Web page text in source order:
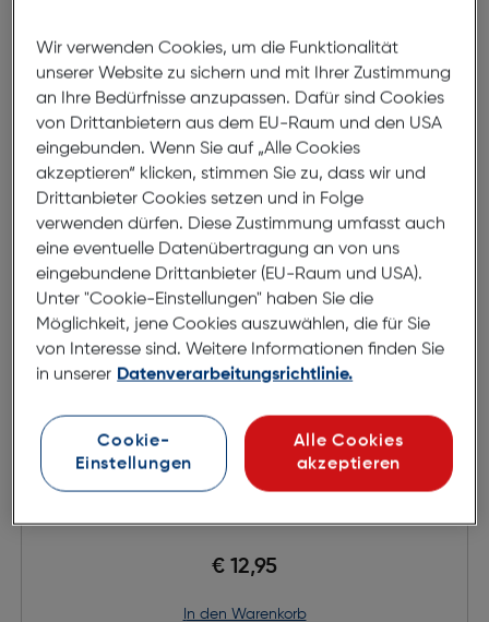
€ 19,95
in den Warenkorb
Fertiglesebrille KLH132-1
€ 12,95
in den Warenkorb
Wir verwenden Cookies, um die Funktionalität
unserer Website zu sichern und mit Ihrer Zustimmung
an Ihre Bedürfnisse anzupassen. Dafür sind Cookies
von Drittanbietern aus dem EU-Raum und den USA
eingebunden. Wenn Sie auf „Alle Cookies
akzeptieren“ klicken, stimmen Sie zu, dass wir und
Drittanbieter Cookies setzen und in Folge
verwenden dürfen. Diese Zustimmung umfasst auch
eine eventuelle Datenübertragung an von uns
eingebundene Drittanbieter (EU-Raum und USA).
Unter "Cookie-Einstellungen" haben Sie die
Möglichkeit, jene Cookies auszuwählen, die für Sie
von Interesse sind. Weitere Informationen finden Sie
in unserer Datenverarbeitungsrichtlinie.
Cookie-
Einstellungen
Alle Cookies
akzeptieren